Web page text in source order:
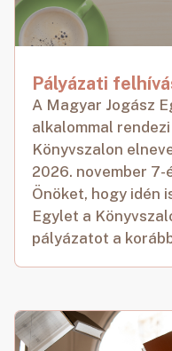
Pályázati
A Magyar Jogász
alkalommal
Könyvszalon
2026. november
Önöket, hogy idén
Egylet a
pályázatot a